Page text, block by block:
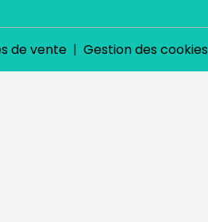
de vente Gestion des cookies